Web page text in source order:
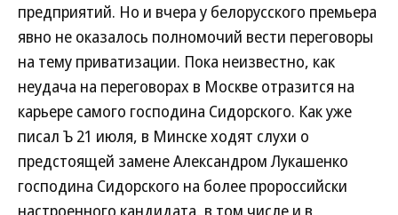
предприятий. Но и вчера у белорусского премьера
явно не оказалось полномочий вести переговоры
на тему приватизации. Пока неизвестно, как
неудача на переговорах в Москве отразится на
карьере самого господина Сидорского. Как уже
писал Ъ 21 июля, в Минске ходят слухи о
предстоящей замене Александром Лукашенко
господина Сидорского на более пророссийски
настроенного кандидата, в том числе и в